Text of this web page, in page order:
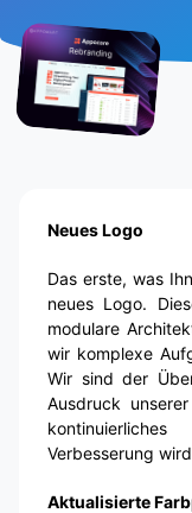
Neues Logo
Das erste, was
neues Logo.
modulare
wir komplexe
Wir sind der
Ausdruck
Verbesserung
Aktualisierte